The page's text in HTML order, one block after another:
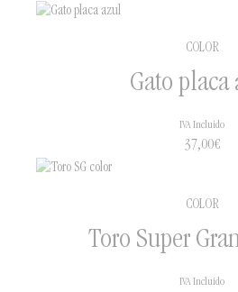
COLOR
Gato placa
37,00€
IVA Incluido
COLOR
Toro Super
IVA Incluido